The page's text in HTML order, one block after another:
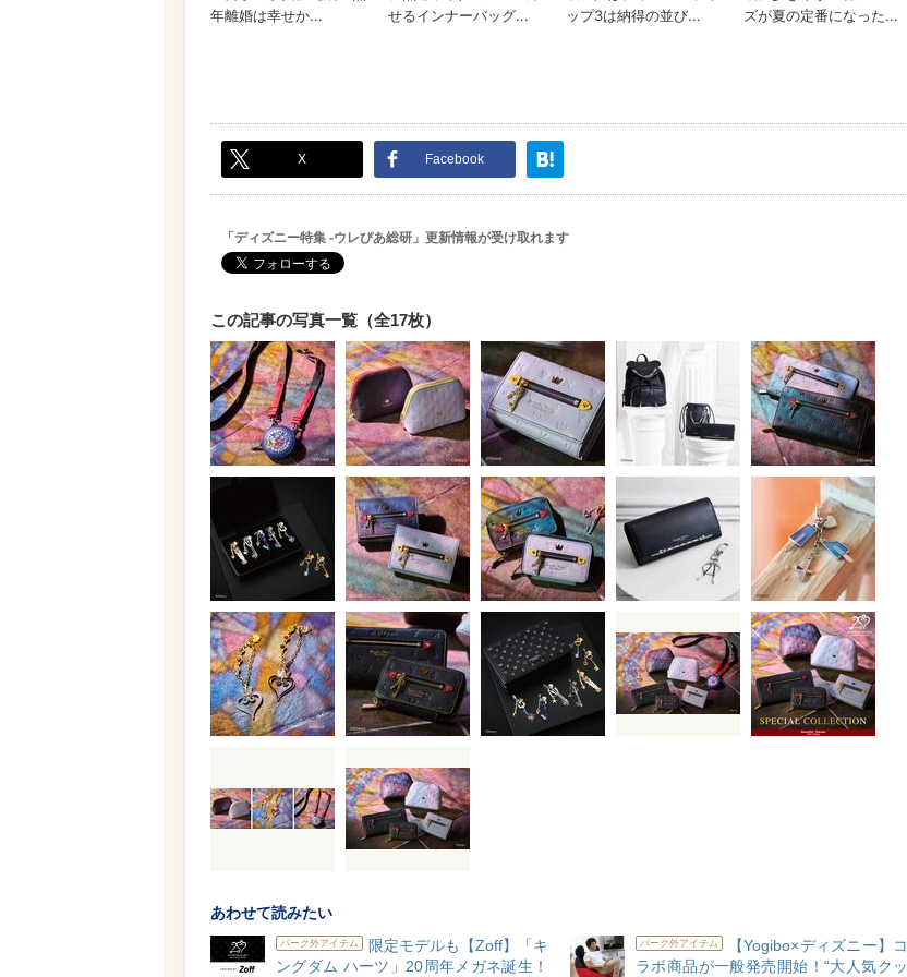
X Facebook
「ディズニー特集 -ウレぴあ総研」更新情報が受け取れます
この記事の写真一覧（全17枚）
あわせて読みたい
パーク外アイテム
限定モデルも【Zoff】「キ
ングダム ハーツ」20周年メガネ誕生！
パーク外アイテム
【Yogibo×ディズニー】コ
ラボ商品が一般発売開始！“大人気クッ